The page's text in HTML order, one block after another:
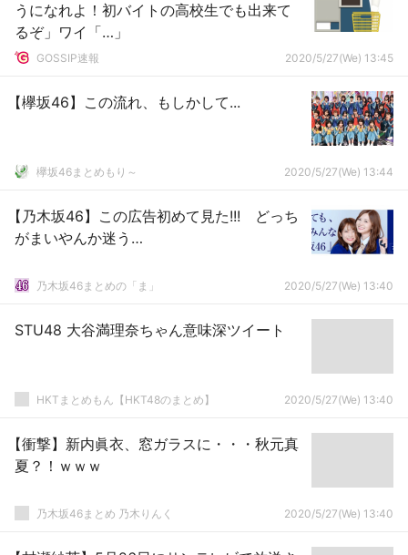
うになれよ！初バイトの高校生でも出来て
るぞ」ワイ「…」
GOSSIP速報 2020/5/27(We) 13:45
【欅坂46】この流れ、もしかして...
欅坂46まとめもり～ 2020/5/27(We) 13:44
【乃木坂46】この広告初めて見た!!! どっち
がまいやんか迷う…
乃木坂46まとめの「ま」 2020/5/27(We) 13:40
STU48 大谷満理奈ちゃん意味深ツイート
HKTまとめもん【HKT48のまとめ】 2020/5/27(We) 13:40
【衝撃】新内眞衣、窓ガラスに・・・秋元真
夏？！ｗｗｗ
乃木坂46まとめ 乃木りんく 2020/5/27(We) 13:40